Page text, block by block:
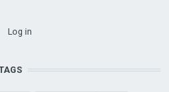
Log in